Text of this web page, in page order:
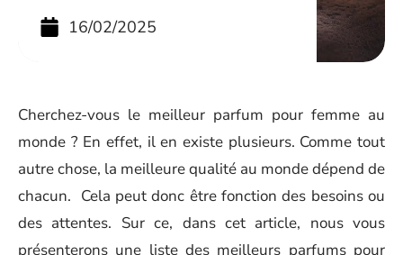
16/02/2025
Cherchez-vous le meilleur parfum pour femme au
monde ? En effet, il en existe plusieurs. Comme tout
autre chose, la meilleure qualité au monde dépend de
chacun. Cela peut donc être fonction des besoins ou
des attentes. Sur ce, dans cet article, nous vous
présenterons une liste des meilleurs parfums pour